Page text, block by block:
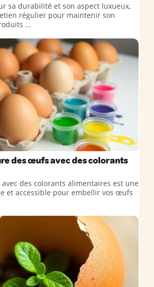
sa durabilité et son aspect luxueux,
régulier pour maintenir son
...
des œufs avec des colorants
des colorants alimentaires est une
et accessible pour embellir vos œufs